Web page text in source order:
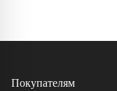
Покупателям